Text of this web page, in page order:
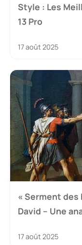
Style : Les
13 Pro
17 août 2025
« Serment des
David – Une
17 août 2025